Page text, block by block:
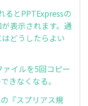
るとPPTExpressの
表示されます。通
どうしたらよい
イルを5回コピー
きなくなる。
『スプリアス規